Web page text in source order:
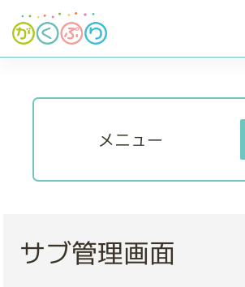
メニュー
サブ管理画面